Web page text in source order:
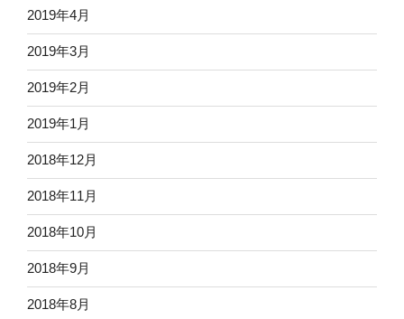
2019年4月
2019年3月
2019年2月
2019年1月
2018年12月
2018年11月
2018年10月
2018年9月
2018年8月